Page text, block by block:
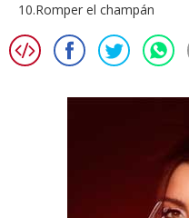
10.Romper el champán